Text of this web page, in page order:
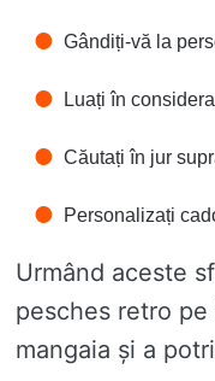
Gândiți-vă la
Luați în
Căutați în jur
Personalizați
Urmând aceste
pesches retro
mangaia și a